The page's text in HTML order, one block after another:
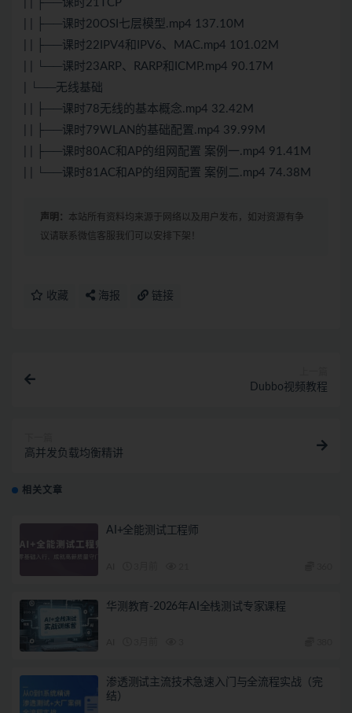
| | ├──课时21TCP
| | ├──课时20OSI七层模型.mp4 137.10M
| | ├──课时22IPV4和IPV6、MAC.mp4 101.02M
| | └──课时23ARP、RARP和ICMP.mp4 90.17M
| └──无线基础
| | ├──课时78无线的基本概念.mp4 32.42M
| | ├──课时79WLAN的基础配置.mp4 39.99M
| | ├──课时80AC和AP的组网配置 案例一.mp4 91.41M
| | └──课时81AC和AP的组网配置 案例二.mp4 74.38M
声明： 本站所有资料均来源于网络以及用户发布，如对资源有争
议请联系微信客服我们可以安排下架！
收藏 海报 链接
Dubbo视频教程
高并发负载均衡精讲
相关文章
AI+全能测试工程师
华测教育-2026年AI全栈测试专家课程
渗透测试主流技术急速入门与全流程实战（完
结）